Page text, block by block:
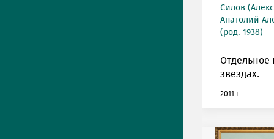
Силов
Анатолий
(род. 1938)
Отдельное
звездах.
2011 г.